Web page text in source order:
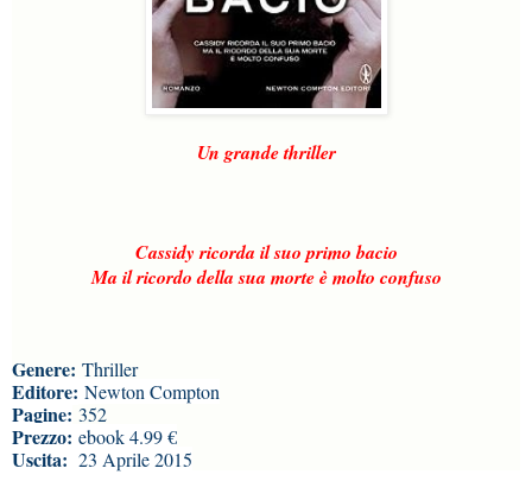
Un grande thriller
Cassidy ricorda il suo primo bacio
Ma il ricordo della sua morte è molto confuso
Genere: Thriller
Editore: Newton Compton
Pagine: 352
Prezzo: ebook 4.99 €
Uscita: 23 Aprile 2015